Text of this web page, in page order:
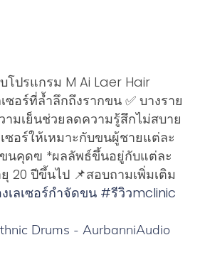
โปรแกรม M Ai Laer Hair
ซอร์ที่ล้ำลึกถึงรากขน ✅ บางราย
มเย็นช่วยลดความรู้สึกไม่สบาย
ซอร์ให้เหมาะกับขนผู้ชายแต่ละ
ขนคุดฃ *ผลลัพธ์ขึ้นอยู่กับแต่ละ
20 ปีขึ้นไป 📌สอบถามเพิ่มเติม
เลเซอร์กําจัดขน #รีวิวmclinic
Drums - AurbanniAudio